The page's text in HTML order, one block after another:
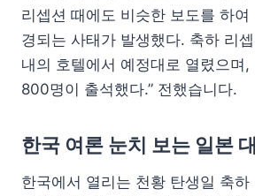
리셉션 때에도 비슷한 보도를 하여
경되는 사태가 발생했다. 축하 리
내의 호텔에서 예정대로 열렸으며
800명이 출석했다.” 전했습니다.
한국 여론 눈치 보는 일본
한국에서 열리는 천황 탄생일 축